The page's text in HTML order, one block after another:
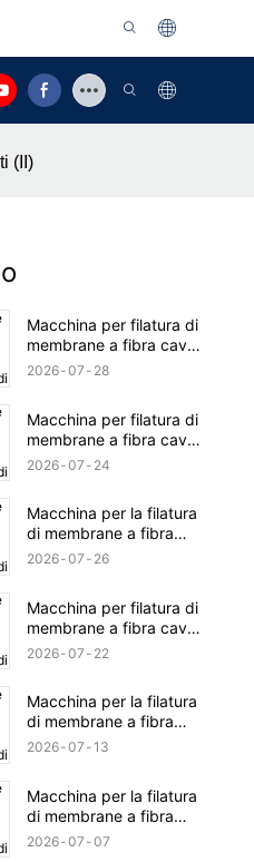
(II)
Macchina per filatura di
membrane a fibra cava
Trustech: rivelata
2026 07 28
Macchina per filatura di
membrane a fibra cava
Trustech: rivelata
2026 07 24
Macchina per la filatura
di membrane a fibra
cava Trustech: rivelata
2026 07 26
Macchina per filatura di
membrane a fibra cava
Trustech: rivelata
2026 07 22
Macchina per la filatura
di membrane a fibra
cava Trustech: rivelata
2026 07 13
Macchina per la filatura
di membrane a fibra
cava Trustech: rivelata
2026 07 07